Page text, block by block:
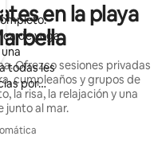
en la playa
Ofrezco sesiones privadas
cumpleaños y grupos de
la risa, la relajación y una
junto al mar.
de yoga
todas les
por